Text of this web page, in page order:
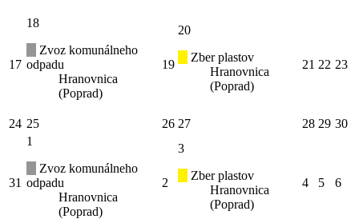
17
18
Zvoz komunálneho
odpadu
Hranovnica
(Poprad)
19
20
Zber plastov
Hranovnica
(Poprad)
21 22 23
24 25 26 27 28 29 30
31
1
Zvoz komunálneho
odpadu
Hranovnica
(Poprad)
2
3
Zber plastov
Hranovnica
(Poprad)
4 5 6